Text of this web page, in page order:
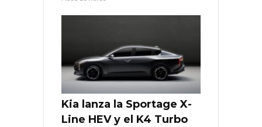
Kia lanza la Sportage X-
Line HEV y el K4 Turbo